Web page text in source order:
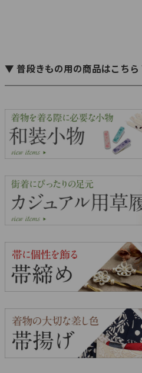
▼ 普段きもの用の商品はこち